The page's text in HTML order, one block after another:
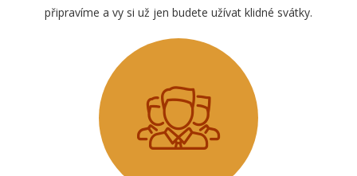
připravíme a vy si už jen budete užívat klidné svátky.